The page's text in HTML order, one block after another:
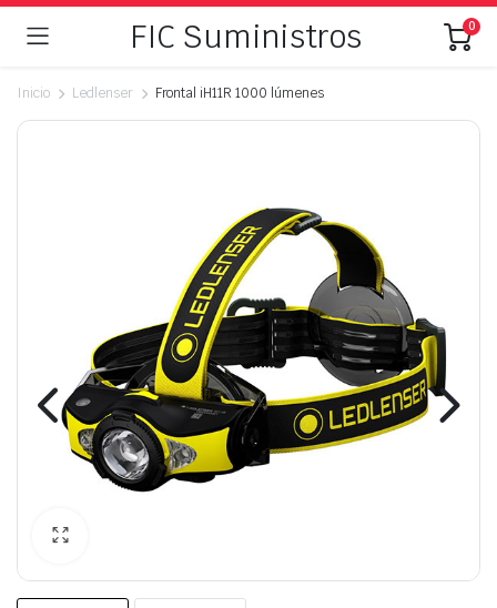
FIC Suministros 0
Inicio Ledlenser Frontal iH11R 1000 lúmenes